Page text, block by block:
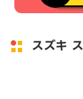
スズキ